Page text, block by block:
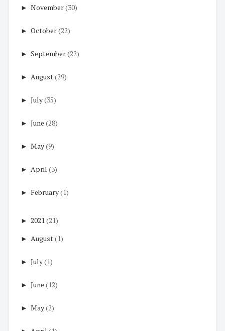
► November(30)
► October(22)
► September(22)
► August(29)
► July(35)
► June (28)
► May(9)
► April (3)
► February(1)
► 2021(21)
► August(1)
► July(1)
► June (12)
► May(2)